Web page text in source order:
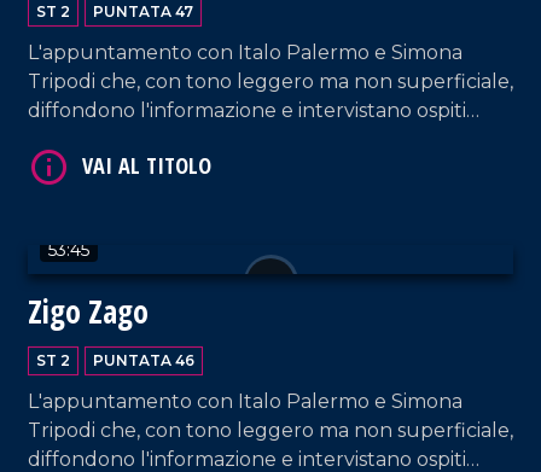
ST 2 PUNTATA 47
L'appuntamento con Italo Palermo e Simona
Tripodi che, con tono leggero ma non superficiale,
diffondono l'informazione e intervistano ospiti
Lamezia Terme.
53:45
Zigo Zago
ST 2 PUNTATA 46
L'appuntamento con Italo Palermo e Simona
Tripodi che, con tono leggero ma non superficiale,
diffondono l'informazione e intervistano ospiti
VAI AL TITOLO